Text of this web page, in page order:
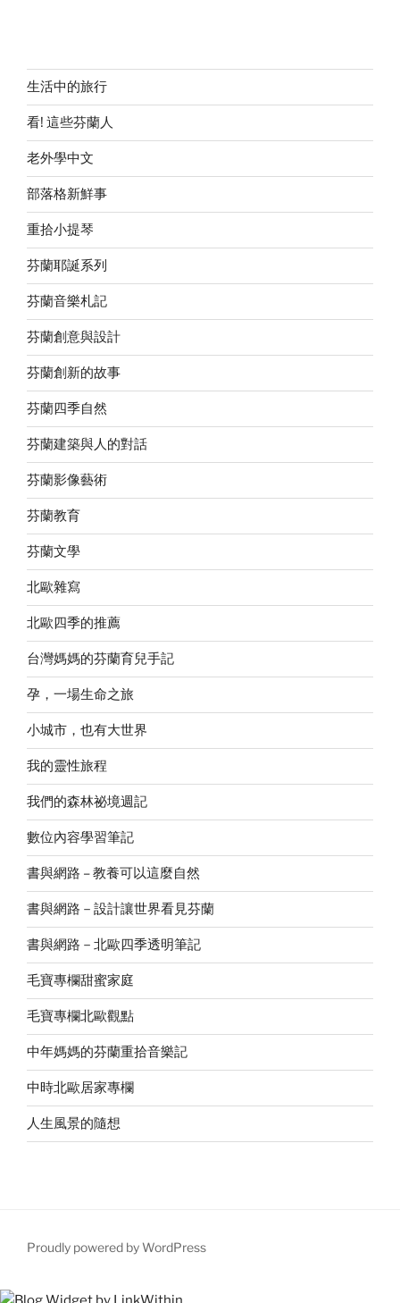
生活中的旅行
看! 這些芬蘭人
老外學中文
部落格新鮮事
重拾小提琴
芬蘭耶誕系列
芬蘭音樂札記
芬蘭創意與設計
芬蘭創新的故事
芬蘭四季自然
芬蘭建築與人的對話
芬蘭影像藝術
芬蘭教育
芬蘭文學
北歐雜寫
北歐四季的推薦
台灣媽媽的芬蘭育兒手記
孕，一場生命之旅
小城市，也有大世界
我的靈性旅程
我們的森林祕境週記
數位內容學習筆記
書與網路 – 教養可以這麼自然
書與網路－設計讓世界看見芬蘭
書與網路－北歐四季透明筆記
毛寶專欄甜蜜家庭
毛寶專欄北歐觀點
中年媽媽的芬蘭重拾音樂記
中時北歐居家專欄
人生風景的隨想
Proudly powered by WordPress